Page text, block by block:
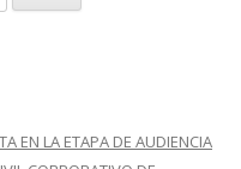
EN LA ETAPA DE AUDIENCIA